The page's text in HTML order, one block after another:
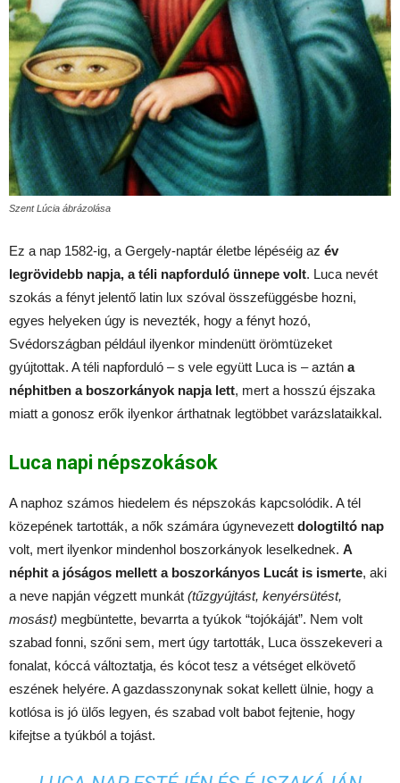
Szent Lúcia ábrázolása
Ez a nap 1582-ig, a Gergely-naptár életbe lépéséig az év
legrövidebb napja, a téli napforduló ünnepe volt. Luca nevét
szokás a fényt jelentő latin lux szóval összefüggésbe hozni,
egyes helyeken úgy is nevezték, hogy a fényt hozó,
Svédországban például ilyenkor mindenütt örömtüzeket
gyújtottak. A téli napforduló – s vele együtt Luca is – aztán a
néphitben a boszorkányok napja lett, mert a hosszú éjszaka
miatt a gonosz erők ilyenkor árthatnak legtöbbet varázslataikkal.
Luca napi népszokások
A naphoz számos hiedelem és népszokás kapcsolódik. A tél
közepének tartották, a nők számára úgynevezett dologtiltó nap
volt, mert ilyenkor mindenhol boszorkányok leselkednek. A
néphit a jóságos mellett a boszorkányos Lucát is ismerte, aki
a neve napján végzett munkát (tűzgyújtást, kenyérsütést,
mosást) megbüntette, bevarrta a tyúkok “tojókáját”. Nem volt
szabad fonni, szőni sem, mert úgy tartották, Luca összekeveri a
fonalat, kóccá változtatja, és kócot tesz a vétséget elkövető
eszének helyére. A gazdasszonynak sokat kellett ülnie, hogy a
kotlósa is jó ülős legyen, és szabad volt babot fejtenie, hogy
kifejtse a tyúkból a tojást.